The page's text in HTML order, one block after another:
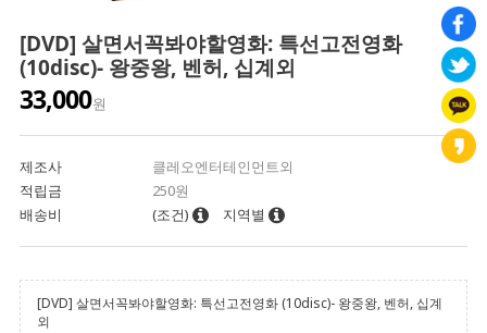
[DVD] 살면서꼭봐야할영화: 특선고전영화
(10disc)- 왕중왕, 벤허, 십계외
33,000원
제조사
클레오엔터테인먼트외
적립금
250원
배송비
(조건) 지역별
[DVD] 살면서꼭봐야할영화: 특선고전영화 (10disc)- 왕중왕, 벤허, 십계
외